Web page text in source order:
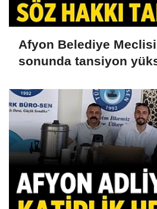
Afyon Belediye
sonunda tansiyon